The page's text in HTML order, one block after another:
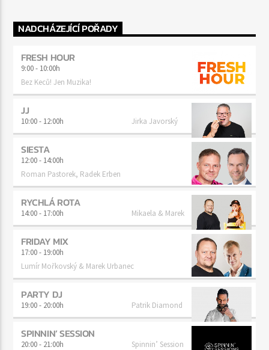
NADCHÁZEJÍCÍ POŘADY
FRESH HOUR
9:00- 10:00h
Bez Keců! Jen Muzika!
JJ
10:00- 12:00h Jirka Javorský
SIESTA
12:00- 14:00h
Roman Pastorek, Radek Erben
RYCHLÁ ROTA
14:00- 17:00h Mikaela & Marek
FRIDAY MIX
17:00- 19:00h
Lumír Mořkovský & Marek Urbanec
PARTY DJ
19:00- 20:00h Patrik Diamond
SPINNIN’ SESSION
20:00- 21:00h Spinnin’ Session